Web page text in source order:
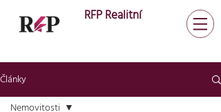
RFP Realitní
Články
Nemovitosti